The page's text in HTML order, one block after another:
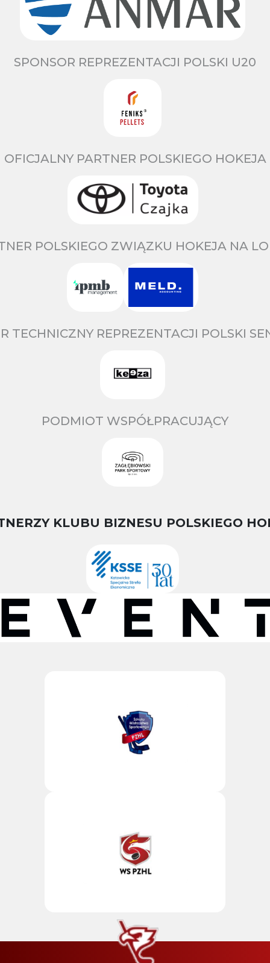
SPONSOR REPREZENTACJI POLSKI U20
OFICJALNY PARTNER POLSKIEGO HOKEJA
POLSKIEGO ZWIĄZKU HOKEJA NA
TECHNICZNY REPREZENTACJI POLSKI
PODMIOT WSPÓŁPRACUJĄCY
KLUBU BIZNESU POLSKIEGO